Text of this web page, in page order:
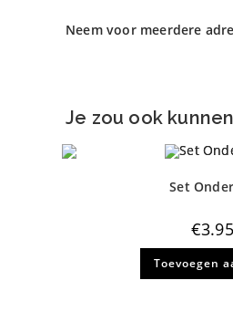
Neem voor meerdere
Je zou ook
Set
€3.95
Toevoegen